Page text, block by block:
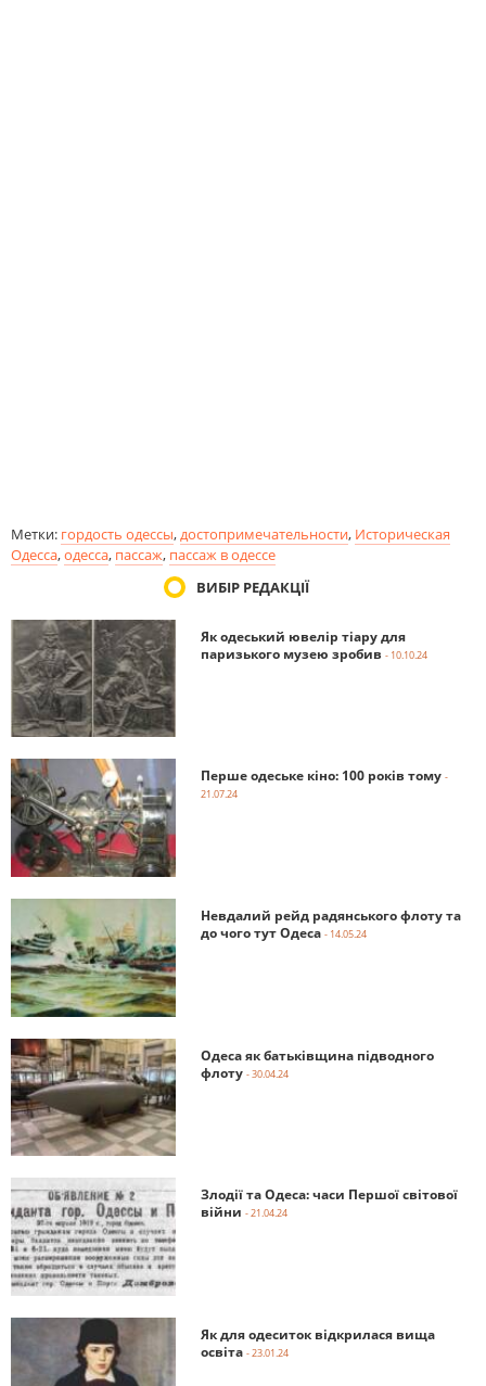
Метки: гордость одессы,достопримечательности, Историческая
Одесса,одесса, пассаж, пассаж в одессе
ВИБІР РЕДАКЦІЇ
Як одеський ювелір тіару для
паризького музею зробив - 10.10.24
Перше одеське кіно: 100 років тому -
21.07.24
Невдалий рейд радянського флоту та
до чого тут Одеса - 14.05.24
Одеса як батьківщина підводного
флоту - 30.04.24
Злодії та Одеса: часи Першої світової
війни - 21.04.24
Як для одеситок відкрилася вища
освіта - 23.01.24